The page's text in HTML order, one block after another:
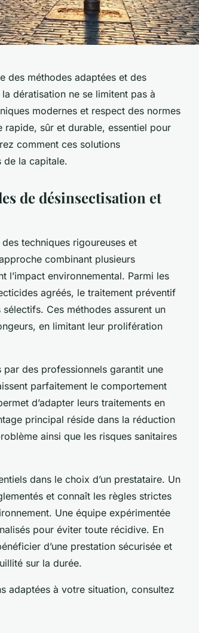
des méthodes adaptées et des
dératisation ne se limitent pas à
modernes et respect des normes
sûr et durable, essentiel pour
comment ces solutions
de la capitale.
de désinsectisation et
techniques rigoureuses et
combinant plusieurs
l’impact environnemental. Parmi les
agréés, le traitement préventif
Ces méthodes assurent un
en limitant leur prolifération
des professionnels garantit une
parfaitement le comportement
d’adapter leurs traitements en
principal réside dans la réduction
ainsi que les risques sanitaires
dans le choix d’un prestataire. Un
et connaît les règles strictes
Une équipe expérimentée
pour éviter toute récidive. En
d’une prestation sécurisée et
sur la durée.
adaptées à votre situation, consultez